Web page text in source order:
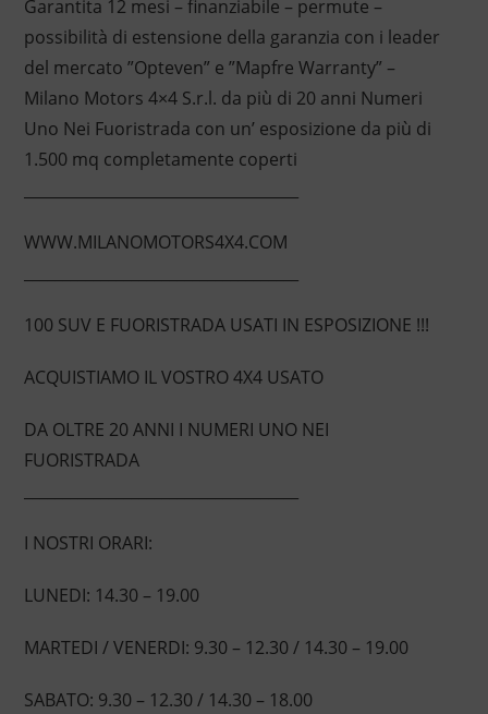
Garantita 12 mesi – finanziabile – permute –
possibilità di estensione della garanzia con i leader
del mercato ”Opteven” e ”Mapfre Warranty” –
Milano Motors 4×4 S.r.l. da più di 20 anni Numeri
Uno Nei Fuoristrada con un’ esposizione da più di
1.500 mq completamente coperti
WWW.MILANOMOTORS4X4.COM
100 SUV E FUORISTRADA USATI IN ESPOSIZIONE !!!
ACQUISTIAMO IL VOSTRO 4X4 USATO
DA OLTRE 20 ANNI I NUMERI UNO NEI
FUORISTRADA
I NOSTRI ORARI:
LUNEDI: 14.30 – 19.00
MARTEDI / VENERDI: 9.30 – 12.30 / 14.30 – 19.00
SABATO: 9.30 – 12.30 / 14.30 – 18.00